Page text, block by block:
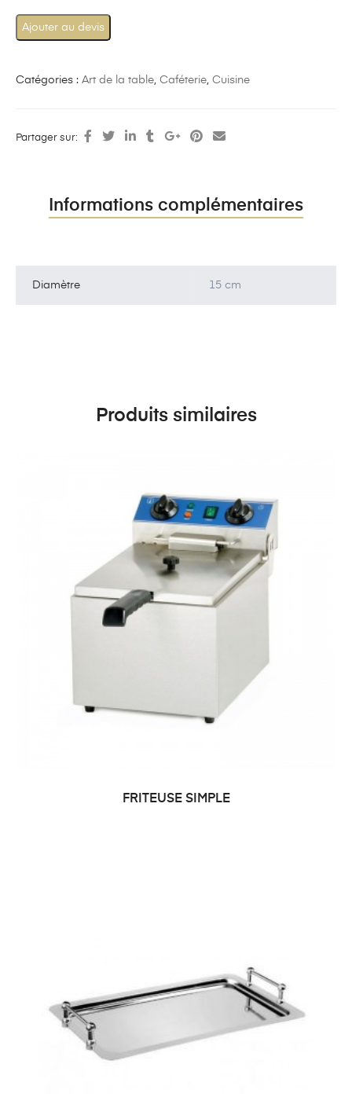
Ajouter au devis
Catégories : Art de la table, Caféterie, Cuisine
Partager sur:
Informations complémentaires
Diamètre 15 cm
Produits similaires
FRITEUSE SIMPLE